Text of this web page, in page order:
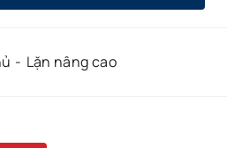
Lặn nâng cao